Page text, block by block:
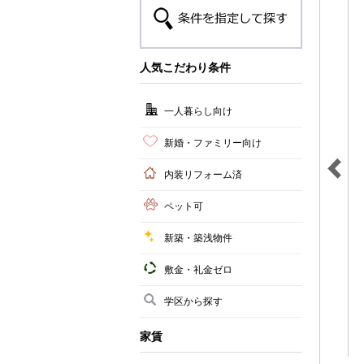
人気こだわり条件
一人暮らし向け
新婚・ファミリー向け
内装リフォーム済
ペット可
新築・築浅物件
敷金・礼金ゼロ
学区から探す
家賃